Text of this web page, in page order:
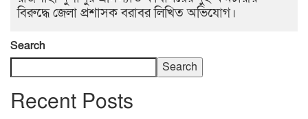
বিরুদ্ধে জেলা প্রশাসক বরাবর লিখিত অভিযোগ।
Search
Search
Recent Posts